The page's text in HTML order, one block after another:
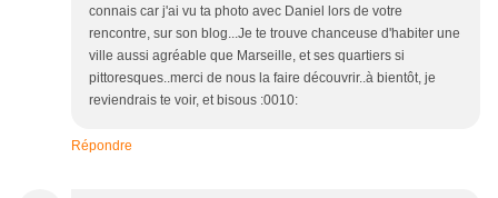
connais car j'ai vu ta photo avec Daniel lors de votre
rencontre, sur son blog...Je te trouve chanceuse d'habiter une
ville aussi agréable que Marseille, et ses quartiers si
pittoresques..merci de nous la faire découvrir..à bientôt, je
reviendrais te voir, et bisous :0010:
Répondre